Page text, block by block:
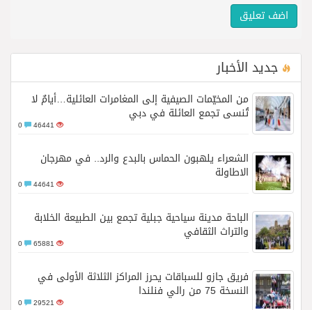
جديد الأخبار
من المخيّمات الصيفية إلى المغامرات العائلية…أيامٌ لا
تُنسى تجمع العائلة في دبي
46441
الشعراء يلهبون الحماس بالبدع والرد.. في مهرجان
الاطاولة
44641
الباحة مدينة سياحية جبلية تجمع بين الطبيعة الخلابة
والتراث الثقافي
65881
فريق جازو للسباقات يحرز المراكز الثلاثة الأولى في
النسخة 75 من رالي فنلندا
29521